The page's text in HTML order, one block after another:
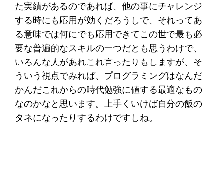
た実績があるのであれば、他の事にチャレンジ
する時にも応用が効くだろうしで、それってあ
る意味では何にでも応用できてこの世で最も必
要な普遍的なスキルの一つだとも思うわけで、
いろんな人があれこれ言ったりもしますが、そ
ういう視点でみれば、プログラミングはなんだ
かんだこれからの時代勉強に値する最適なもの
なのかなと思います。上手くいけば自分の飯の
タネになったりするわけですしね。